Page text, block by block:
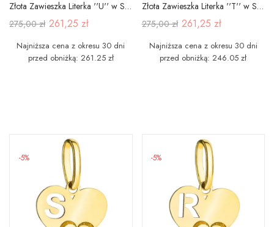
Złota Zawieszka Literka ''U'' w Sercu 585
275,00 zł 261,25 zł
Najniższa cena z okresu 30 dni
przed obniżką: 261.25 zł
Złota Zawieszka Literka ''T'' w Sercu 585
275,00 zł 261,25 zł
Najniższa cena z okresu 30 dni
przed obniżką: 246.05 zł
-5% -5%